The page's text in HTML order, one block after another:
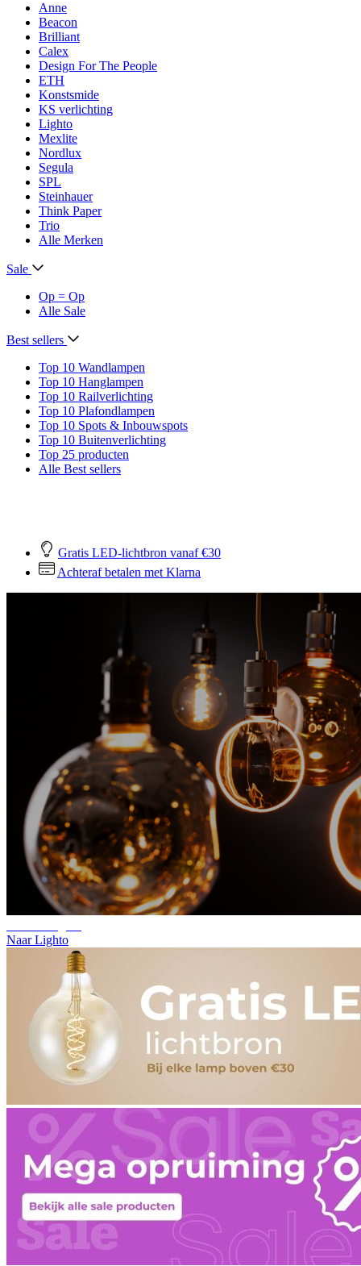
Anne
Beacon
Brilliant
Calex
Design For The People
ETH
Konstsmide
KS verlichting
Lighto
Mexlite
Nordlux
Segula
SPL
Steinhauer
Think Paper
Trio
Alle Merken
Sale
Op = Op
Alle Sale
Best sellers
Top 10 Wandlampen
Top 10 Hanglampen
Top 10 Railverlichting
Top 10 Plafondlampen
Top 10 Spots & Inbouwspots
Top 10 Buitenverlichting
Top 25 producten
Alle Best sellers
Gratis LED-lichtbron vanaf €30
Achteraf betalen met Klarna
Naar Lighto